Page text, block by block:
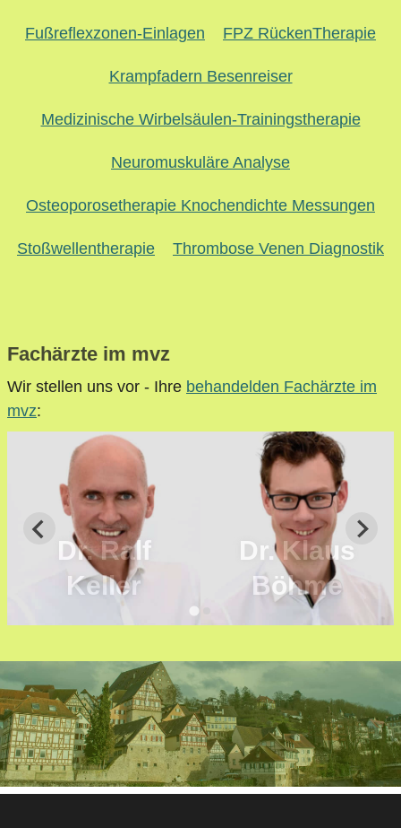
Fußreflexzonen-Einlagen FPZ RückenTherapie
Krampfadern Besenreiser
Medizinische Wirbelsäulen-Trainingstherapie
Neuromuskuläre Analyse
Osteoporosetherapie Knochendichte Messungen
Stoßwellentherapie Thrombose Venen Diagnostik
Fachärzte im mvz
Wir stellen uns vor - Ihre behandelden Fachärzte im
mvz:
Dr. Ralf
Keller
Dr. Klaus
Böhme